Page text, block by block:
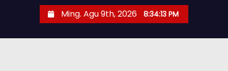
Ming. Agu 9th, 2026 8:34:14 PM